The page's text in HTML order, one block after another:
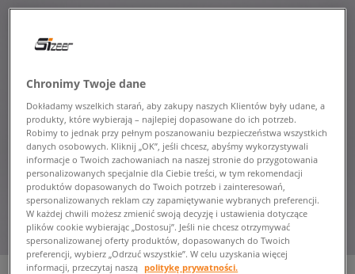
Chronimy Twoje dane
Dokładamy wszelkich starań, aby zakupy naszych Klientów były udane, a
produkty, które wybierają – najlepiej dopasowane do ich potrzeb.
Robimy to jednak przy pełnym poszanowaniu bezpieczeństwa wszystkich
danych osobowych. Kliknij „OK”, jeśli chcesz, abyśmy wykorzystywali
informacje o Twoich zachowaniach na naszej stronie do przygotowania
personalizowanych specjalnie dla Ciebie treści, w tym rekomendacji
produktów dopasowanych do Twoich potrzeb i zainteresowań,
spersonalizowanych reklam czy zapamiętywanie wybranych preferencji.
W każdej chwili możesz zmienić swoją decyzję i ustawienia dotyczące
plików cookie wybierając „Dostosuj”. Jeśli nie chcesz otrzymywać
spersonalizowanej oferty produktów, dopasowanych do Twoich
preferencji, wybierz „Odrzuć wszystkie”. W celu uzyskania więcej
informacji, przeczytaj naszą politykę prywatności.